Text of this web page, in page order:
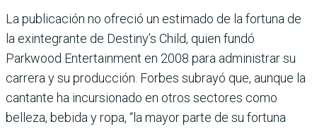
La publicación no ofreció un estimado de la fortuna de
la exintegrante de Destiny’s Child, quien fundó
Parkwood Entertainment en 2008 para administrar su
carrera y su producción. Forbes subrayó que, aunque la
cantante ha incursionado en otros sectores como
belleza, bebida y ropa, “la mayor parte de su fortuna